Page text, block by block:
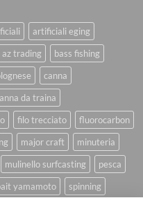
artificiali eging
az trading
bass fishing
canna
da traina
filo trecciato
fluorocarbon
major craft
minuteria
mulinello surfcasting
pesca
yamamoto
spinning